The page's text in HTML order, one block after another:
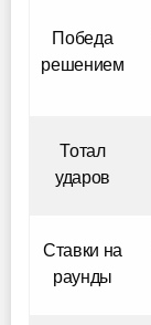
Победа
решением
Тотал
ударов
Ставки на
раунды